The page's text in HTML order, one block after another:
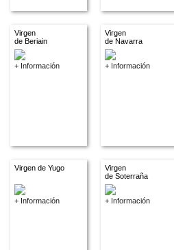
Virgen
de Beriain
+ Información
Virgen
de Navarra
+ Información
Virgen de Yugo
+ Información
Virgen
de Soterraña
+ Información